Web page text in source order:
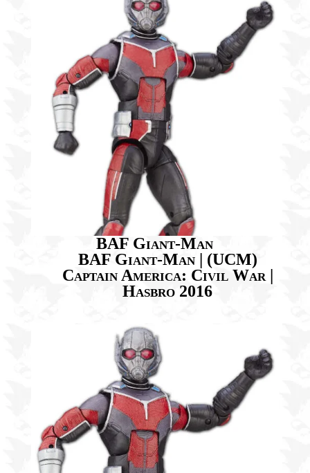
BAF Giant-Man
BAF Giant-Man | (UCM)
Captain America: Civil War |
Hasbro 2016